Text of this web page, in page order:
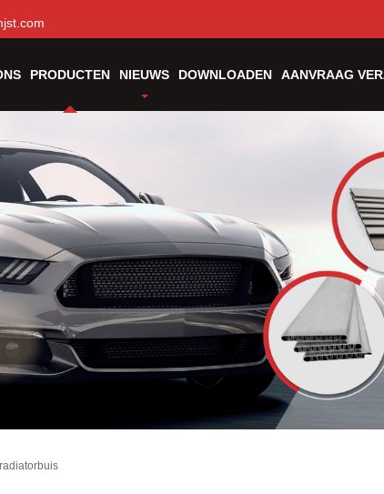
PRODUCTEN NIEUWS DOWNLOADEN AANVRAAG